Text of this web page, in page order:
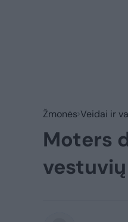
Žmonės Veidai ir
Moters